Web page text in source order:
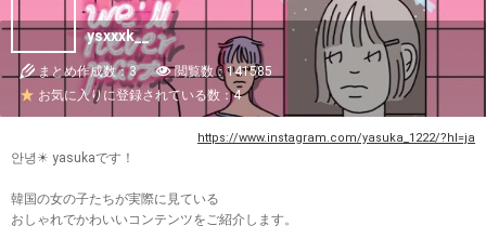
ysxxxk__
まとめ作成数：3
閲覧数：141585
お気に入りに登録されている数：4
https://www.instagram.com/yasuka_1222/?hl=ja
안녕☀︎ yasukaです！
韓国の女の子たちが実際に見ている
おしゃれでかわいいコンテンツをご紹介します。